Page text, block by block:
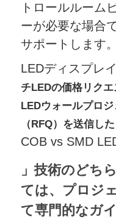
トロールルーム
ーが必要な場合
サポートします
LEDディスプレ
チLEDの価格リクエ
LEDウォールプロ
（RFQ）を送信し
COB vs SMD
」技術のどち
ては、プロジ
て専門的なガ